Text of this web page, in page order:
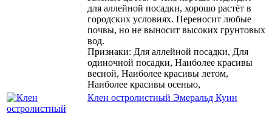
для аллейной посадки, хорошо растёт в
городских условиях. Переносит любые
почвы, но не выносит высоких грунтовых
вод.
Признаки: Для аллейной посадки, Для
одиночной посадки, Наиболее красивы
весной, Наиболее красивы летом,
Наиболее красивы осенью,
Клен остролистный Эмеральд Куин